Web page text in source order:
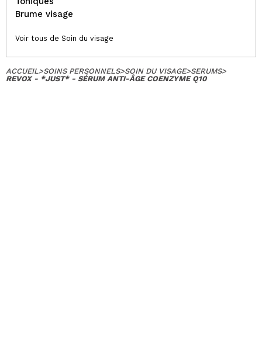
Brume visage
Voir tous de Soin du visage
ACCUEIL>SOINS PERSONNELS>SOIN DU VISAGE>SERUMS>
REVOX - *JUST* - SÉRUM ANTI-ÂGE COENZYME Q10